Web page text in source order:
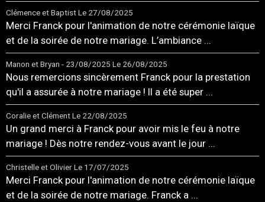
Clémence et BaptistLe 27/08/2025
Merci Franck pour l'animation de notre cérémonie laïque
et de la soirée de notre mariage. L’ambiance ...
Manon et Bryan - 23/08/2025 Le 26/08/2025
Nous remercions sincèrement Franck pour la prestation
qu'il a assurée à notre mariage ! Il a été super ...
Coralie et ClémentLe 22/08/2025
Un grand merci à Franck pour avoir mis le feu à notre
mariage ! Dès notre rendez-vous avant le jour ...
Christelle et OlivierLe 17/07/2025
Merci Franck pour l'animation de notre cérémonie laïque
et de la soirée de notre mariage. Franck a ...